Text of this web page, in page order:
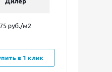
75 руб./м2
в 1 клик